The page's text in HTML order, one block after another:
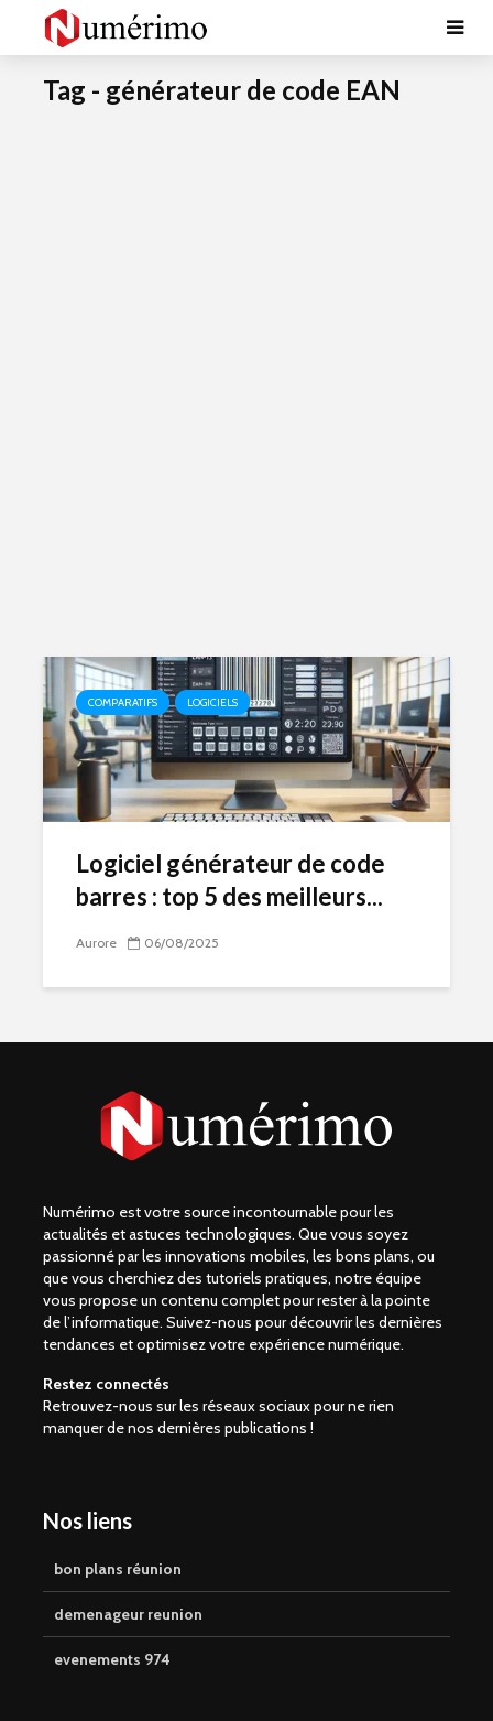
Tag - générateur de code EAN
COMPARATIFS LOGICIELS
Logiciel générateur de code
barres : top 5 des meilleurs...
Aurore 06/08/2025
Numérimo est votre source incontournable pour les
actualités et astuces technologiques. Que vous soyez
passionné par les innovations mobiles, les bons plans, ou
que vous cherchiez des tutoriels pratiques, notre équipe
vous propose un contenu complet pour rester à la pointe
de l’informatique. Suivez-nous pour découvrir les dernières
tendances et optimisez votre expérience numérique.
Restez connectés
Retrouvez-nous sur les réseaux sociaux pour ne rien
manquer de nos dernières publications !
Nos liens
bon plans réunion
demenageur reunion
evenements 974